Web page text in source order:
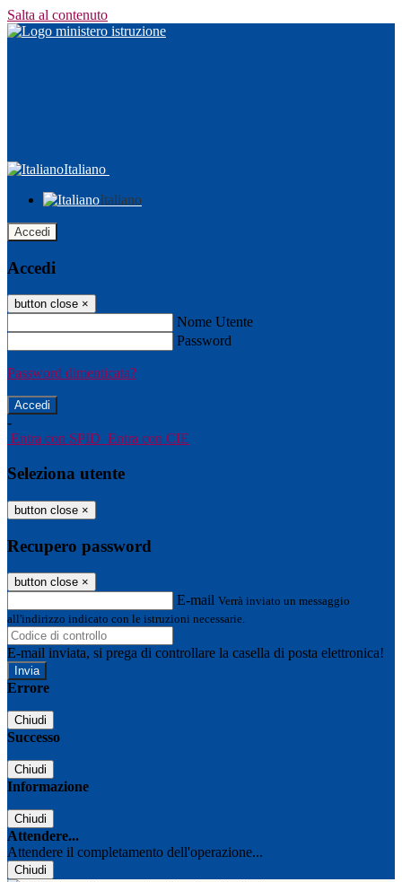
Salta al contenuto
Italiano
Italiano
Accedi
Accedi
button close ×
Nome Utente
Password
Password dimenticata?
-
Entra con SPID Entra con CIE
Seleziona utente
button close ×
Recupero password
button close ×
E-mail Verrà inviato un messaggio
all'indirizzo indicato con le istruzioni necessarie.
E-mail inviata, si prega di controllare la casella di posta elettronica!
Errore
Chiudi
Successo
Chiudi
Informazione
Chiudi
Attendere...
Attendere il completamento dell'operazione...
Chiudi